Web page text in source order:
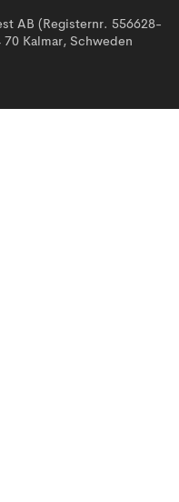
AB (Registernr. 556628-
Kalmar, Schweden